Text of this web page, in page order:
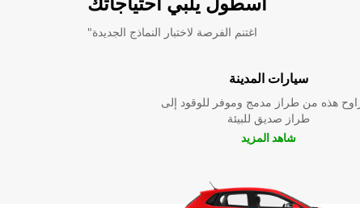
"اغتنم الفرصة لاختبار النماذج الجديدة
سيارات المدينة
هذه من طراز مدمج وموفر للوقود إلى
طراز صديق للبيئة
شاهد المزيد